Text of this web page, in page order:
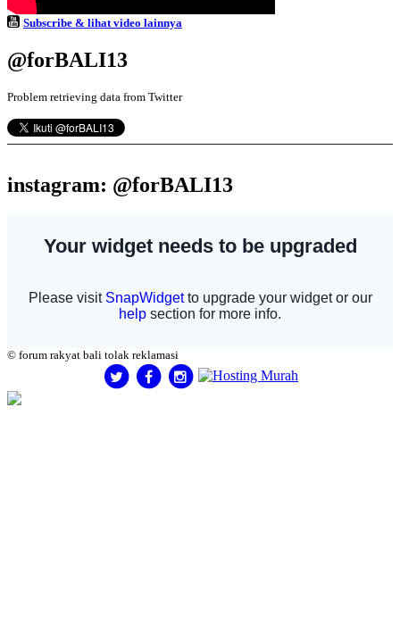
Subscribe & lihat video lainnya
@forBALI13
Problem retrieving data from Twitter
instagram: @forBALI13
© forum rakyat bali tolak reklamasi